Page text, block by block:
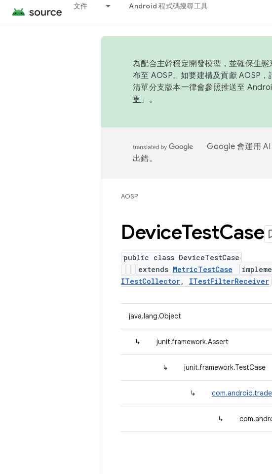
文件 Android 程式碼搜尋工具
為配合主幹穩定開發模型，並確保生
布至 AOSP。如要建構及貢獻 AOSP，
清單分支版本一律會參照推送至
更 」。
Google 會運用
出錯。
AOSP
DeviceTestCase
public class DeviceTestCase
extends MetricTestCase
ITestCollector, ITestFilterReceiver
java.lang.Object
↳ junit.framework.Assert
↳ junit.framework.TestCase
↳
↳